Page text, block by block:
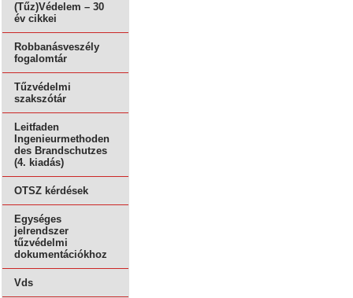
(Tűz)Védelem – 30
év cikkei
Robbanásveszély
fogalomtár
Tűzvédelmi
szakszótár
Leitfaden
Ingenieurmethoden
des Brandschutzes
(4. kiadás)
OTSZ kérdések
Egységes
jelrendszer
tűzvédelmi
dokumentációkhoz
Vds